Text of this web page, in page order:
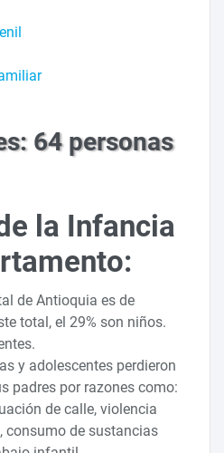
64 personas
la Infancia
de Antioquia es de
total, el 29% son niños.
y adolescentes perdieron
padres por razones como:
de calle, violencia
consumo de sustancias